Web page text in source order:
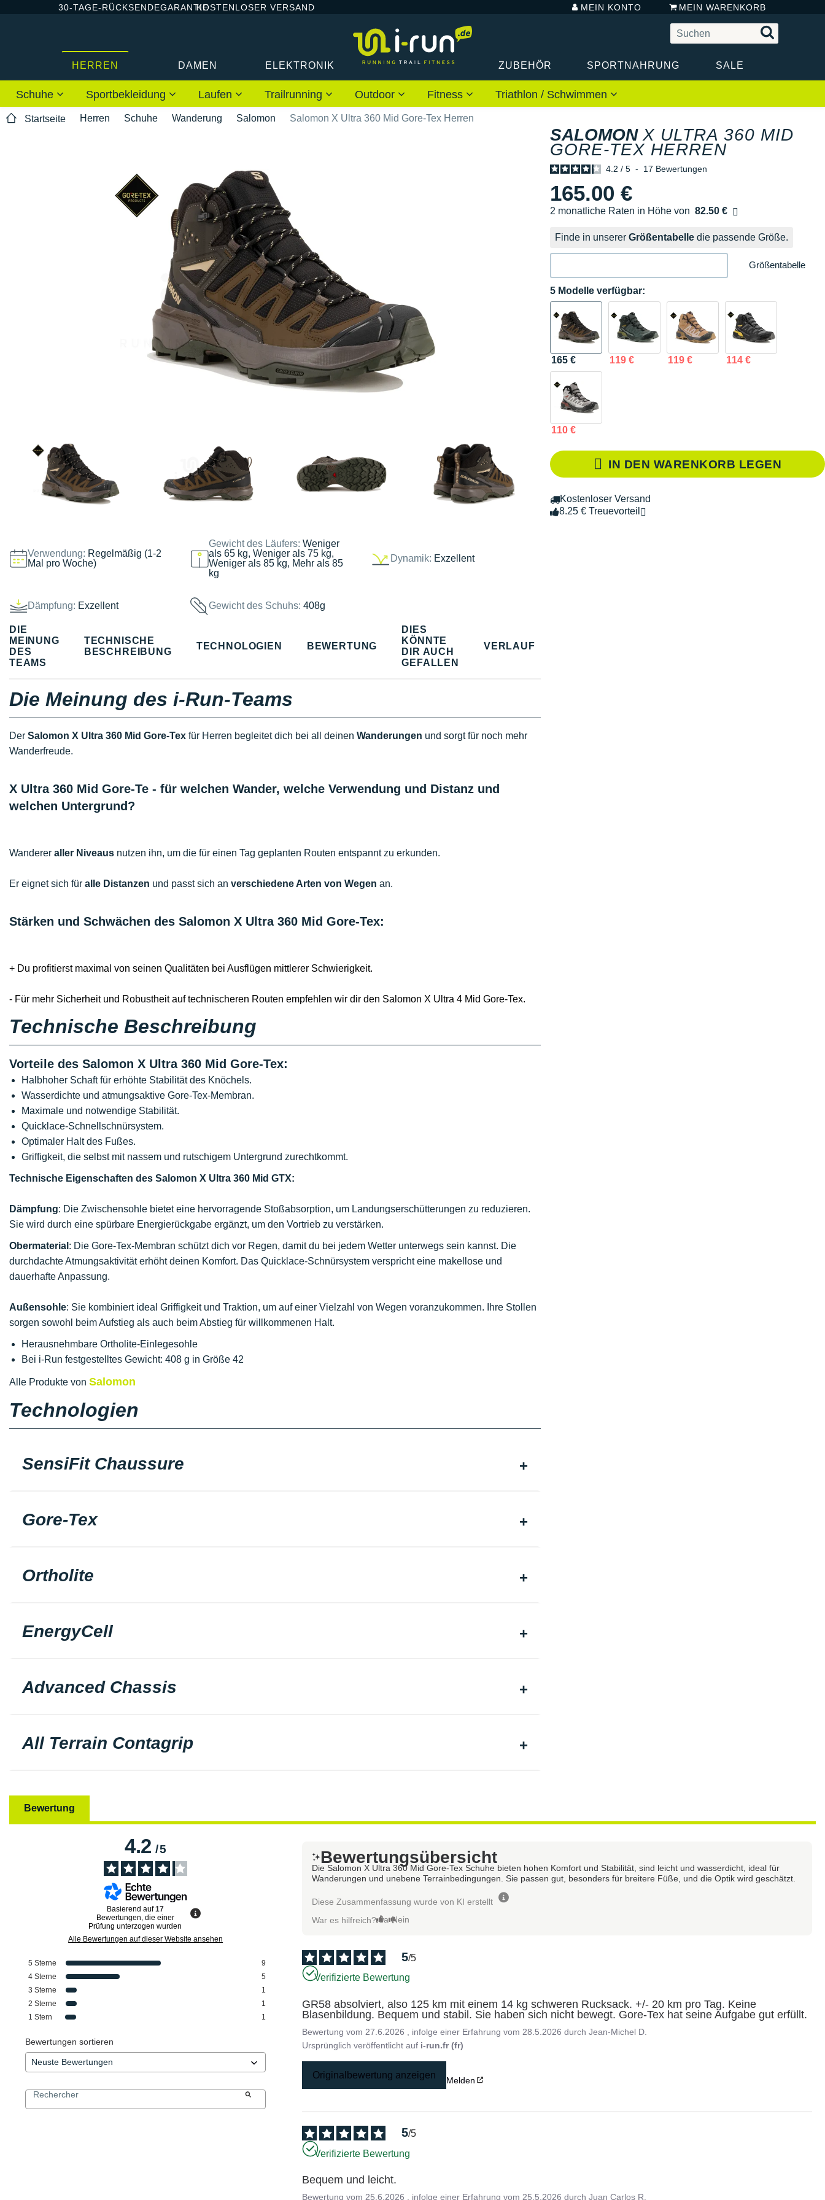
30-TAGE-RÜCKSENDEGARANTIEKOSTENLOSER VERSAND MEIN KONTO MEIN WARENKORB
HERREN DAMEN ELEKTRONIK ZUBEHÖR SPORTNAHRUNG SALE
Schuhe Sportbekleidung Laufen Trailrunning Outdoor Fitness Triathlon / Schwimmen
Startseite Herren Schuhe Wanderung Salomon Salomon X Ultra 360 Mid Gore-Tex Herren
Verwendung: Regelmäßig (1-2
Mal pro Woche)
Gewicht des Läufers:Weniger
als 65 kg, Weniger als 75 kg,
Weniger als 85 kg, Mehr als 85
kg
Dynamik: Exzellent
Dämpfung: Exzellent Gewicht des Schuhs:408g
SALOMON X ULTRA 360 MID
GORE-TEX HERREN
4.2 / 5 - 17 Bewertungen
165.00 €
2 monatliche Raten in Höhe von 82.50 €
Ohne Zusatzkosten
Finde in unserer Größentabelle die passende Größe.
Größentabelle
5 Modelle verfügbar:
165 € 119 € 119 € 114 €
110 €
IN DEN WARENKORB LEGEN
Kostenloser Versand
8.25 € Treuevorteil
DIE
MEINUNG
DES
TEAMS
TECHNISCHE
BESCHREIBUNG
TECHNOLOGIEN BEWERTUNG
DIES
KÖNNTE
DIR AUCH
GEFALLEN
VERLAUF
Die Meinung des i-Run-Teams
Der Salomon X Ultra 360 Mid Gore-Tex für Herren begleitet dich bei all deinen Wanderungen und sorgt für noch mehr
Wanderfreude.
X Ultra 360 Mid Gore-Te - für welchen Wander, welche Verwendung und Distanz und
welchen Untergrund?
Wanderer aller Niveaus nutzen ihn, um die für einen Tag geplanten Routen entspannt zu erkunden.
Er eignet sich für alle Distanzen und passt sich an verschiedene Arten von Wegen an.
Stärken und Schwächen des Salomon X Ultra 360 Mid Gore-Tex:
+ Du profitierst maximal von seinen Qualitäten bei Ausflügen mittlerer Schwierigkeit.
- Für mehr Sicherheit und Robustheit auf technischeren Routen empfehlen wir dir den Salomon X Ultra 4 Mid Gore-Tex.
Technische Beschreibung
Vorteile des Salomon X Ultra 360 Mid Gore-Tex:
Halbhoher Schaft für erhöhte Stabilität des Knöchels.
Wasserdichte und atmungsaktive Gore-Tex-Membran.
Maximale und notwendige Stabilität.
Quicklace-Schnellschnürsystem.
Optimaler Halt des Fußes.
Griffigkeit, die selbst mit nassem und rutschigem Untergrund zurechtkommt.
Technische Eigenschaften des Salomon X Ultra 360 Mid GTX:
Dämpfung: Die Zwischensohle bietet eine hervorragende Stoßabsorption, um Landungserschütterungen zu reduzieren.
Sie wird durch eine spürbare Energierückgabe ergänzt, um den Vortrieb zu verstärken.
Obermaterial : Die Gore-Tex-Membran schützt dich vor Regen, damit du bei jedem Wetter unterwegs sein kannst. Die
durchdachte Atmungsaktivität erhöht deinen Komfort. Das Quicklace-Schnürsystem verspricht eine makellose und
dauerhafte Anpassung.
Außensohle: Sie kombiniert ideal Griffigkeit und Traktion, um auf einer Vielzahl von Wegen voranzukommen. Ihre Stollen
sorgen sowohl beim Aufstieg als auch beim Abstieg für willkommenen Halt.
Herausnehmbare Ortholite-Einlegesohle
Bei i-Run festgestelltes Gewicht: 408 g in Größe 42
Alle Produkte von Salomon
Technologien
SensiFit Chaussure
Gore-Tex
Ortholite
EnergyCell
Advanced Chassis
All Terrain Contagrip
Bewertung
4.2/5
Basierend auf17
Bewertungen, die einer
Prüfung unterzogen wurden
Alle Bewertungen auf dieser Website ansehen
5 Sterne
9
4 Sterne
5
3 Sterne
1
2 Sterne
1
1 Stern 1
Bewertungen sortieren
Bewertungsübersicht
Die Salomon X Ultra 360 Mid Gore-Tex Schuhe bieten hohen Komfort und Stabilität, sind leicht und wasserdicht, ideal für
Wanderungen und unebene Terrainbedingungen. Sie passen gut, besonders für breitere Füße, und die Optik wird geschätzt.
Diese Zusammenfassung wurde von KI erstellt
War es hilfreich? Ja Nein
5/5
Verifizierte Bewertung
GR58 absolviert, also 125 km mit einem 14 kg schweren Rucksack. +/- 20 km pro Tag. Keine
Blasenbildung. Bequem und stabil. Sie haben sich nicht bewegt. Gore-Tex hat seine Aufgabe gut erfüllt.
Bewertung vom 27.6.2026 , infolge einer Erfahrung vom 28.5.2026 durchJean-Michel D.
Ursprünglich veröffentlicht auf i-run.fr (fr)
Originalbewertung anzeigen Melden
5/5
Verifizierte Bewertung
Bequem und leicht.
Bewertung vom25.6.2026 , infolge einer Erfahrung vom25.5.2026 durchJuan Carlos R.